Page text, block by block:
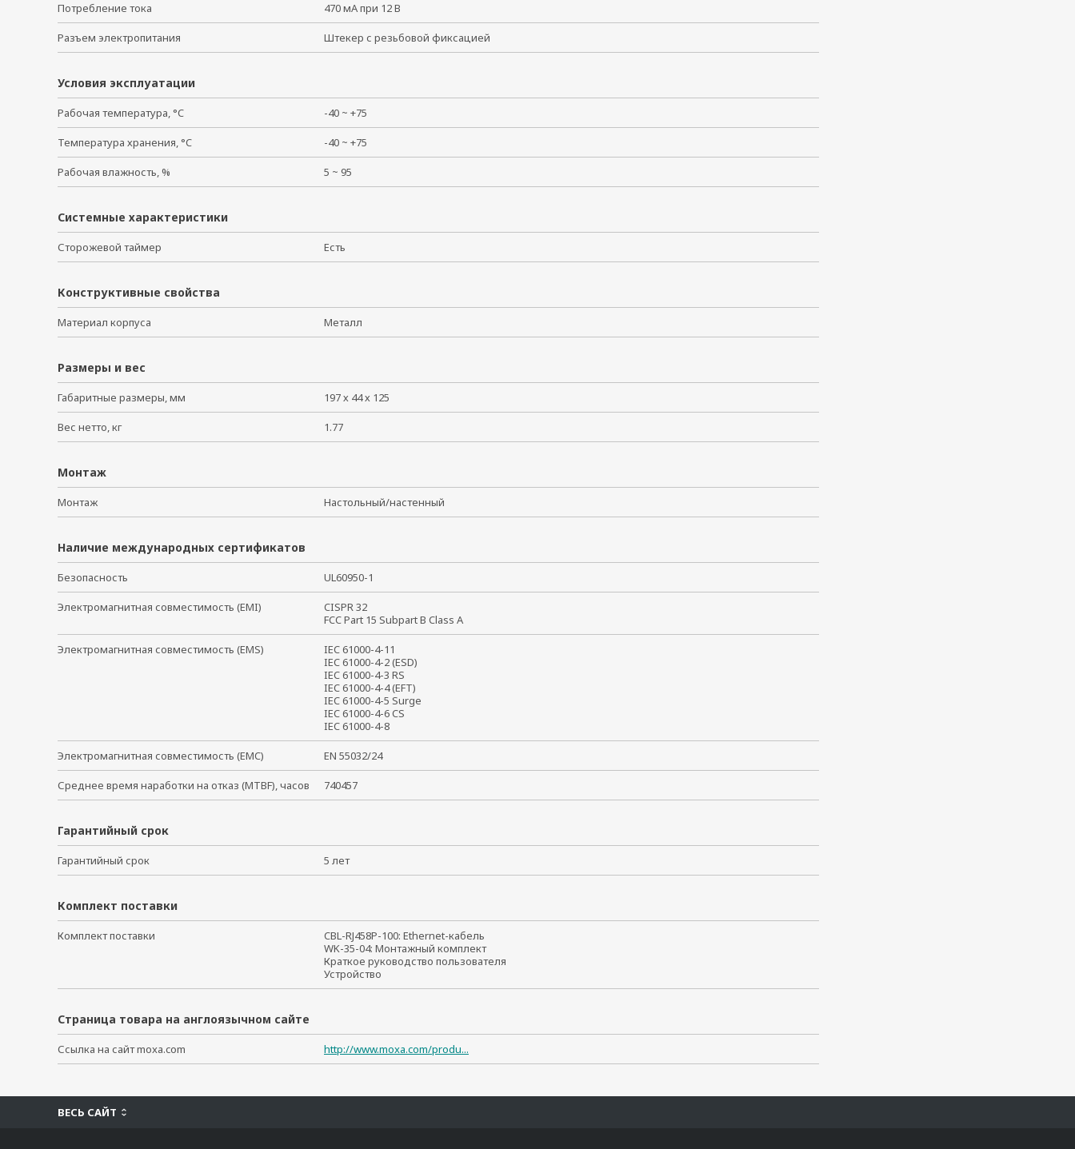
Потребление тока 470 мА при 12 В
Разъем электропитания Штекер с резьбовой фиксацией
Условия эксплуатации
Рабочая температура, °C -40 ~ +75
Температура хранения, °C -40 ~ +75
Рабочая влажность, % 5 ~ 95
Системные характеристики
Сторожевой таймер Есть
Конструктивные свойства
Материал корпуса Металл
Размеры и вес
Габаритные размеры, мм 197 х 44 х 125
Вес нетто, кг 1.77
Монтаж
Монтаж Настольный/настенный
Наличие международных сертификатов
Безопасность UL60950-1
Электромагнитная совместимость (EMI)
CISPR 32
FCC Part 15 Subpart B Class A
Электромагнитная совместимость (EMS)
IEC 61000-4-11
IEC 61000-4-2 (ESD)
IEC 61000-4-3 RS
IEC 61000-4-4 (EFT)
IEC 61000-4-5 Surge
IEC 61000-4-6 CS
IEC 61000-4-8
Электромагнитная совместимость (EMC) EN 55032/24
Среднее время наработки на отказ (MTBF), часов 740457
Гарантийный срок
Гарантийный срок 5 лет
Комплект поставки
Комплект поставки
CBL-RJ458P-100: Ethernet-кабель
WK-35-04: Монтажный комплект
Краткое руководство пользователя
Устройство
Страница товара на англоязычном сайте
Ссылка на сайт moxa.com http://www.moxa.com/produ...
ВЕСЬ САЙТ